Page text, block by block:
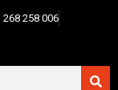
268 258 006